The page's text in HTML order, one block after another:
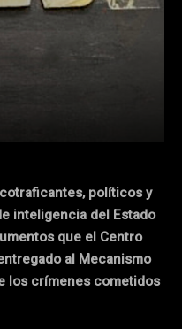
políticos y
inteligencia del Estado
que el Centro
al Mecanismo
los crímenes cometidos